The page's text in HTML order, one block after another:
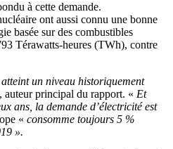
à cette demande.
ont aussi connu une bonne
basée sur des combustibles
Térawatts-heures (TWh), contre
un niveau historiquement
auteur principal du rapport. « Et
ans, la demande d’électricité est
« consomme toujours 5 %
».